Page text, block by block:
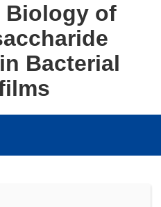
Biology of
Bacterial